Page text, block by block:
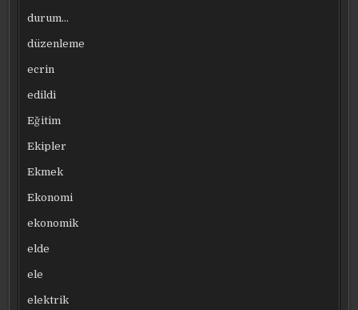
durum…
düzenleme
ecrin
edildi
Eğitim
Ekipler
Ekmek
Ekonomi
ekonomik
elde
ele
elektrik